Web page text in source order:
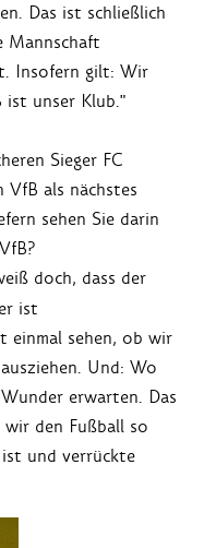
Das ist schließlich
Mannschaft
Insofern gilt: Wir
ist unser Klub."
Sieger FC
VfB als nächstes
sehen Sie darin
doch, dass der
ist
einmal sehen, ob wir
Und: Wo
erwarten. Das
den Fußball so
ist und verrückte